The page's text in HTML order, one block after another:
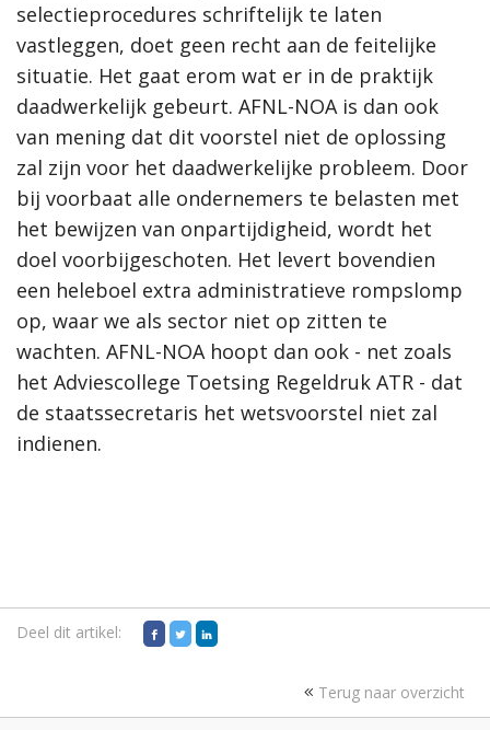
selectieprocedures schriftelijk te laten
vastleggen, doet geen recht aan de feitelijke
situatie. Het gaat erom wat er in de praktijk
daadwerkelijk gebeurt. AFNL-NOA is dan ook
van mening dat dit voorstel niet de oplossing
zal zijn voor het daadwerkelijke probleem. Door
bij voorbaat alle ondernemers te belasten met
het bewijzen van onpartijdigheid, wordt het
doel voorbijgeschoten. Het levert bovendien
een heleboel extra administratieve rompslomp
op, waar we als sector niet op zitten te
wachten. AFNL-NOA hoopt dan ook - net zoals
het Adviescollege Toetsing Regeldruk ATR - dat
de staatssecretaris het wetsvoorstel niet zal
indienen.
Deel dit artikel:
Terug naar overzicht